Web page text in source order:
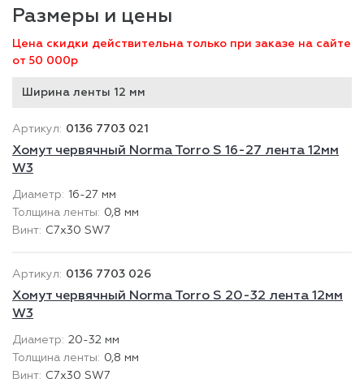
Размеры и цены
Цена скидки действительна только при заказе на сайте
от 50 000р
Ширина ленты 12 мм
0136 7703 021
Хомут червячный Norma Torro S 16-27 лента 12мм
W3
16-27 мм
0,8 мм
C7x30 SW7
0136 7703 026
Хомут червячный Norma Torro S 20-32 лента 12мм
W3
20-32 мм
0,8 мм
C7x30 SW7